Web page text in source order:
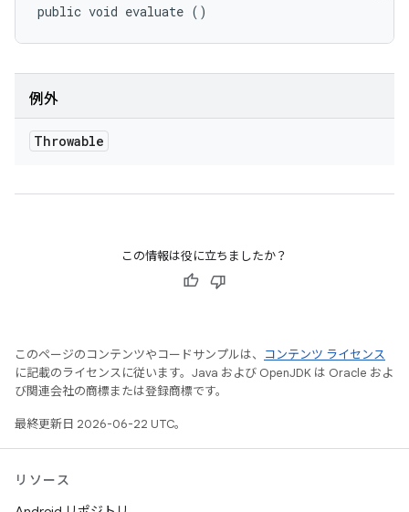
public void evaluate ()
例外
Throwable
この情報は役に立ちましたか？
このページのコンテンツやコードサンプルは、
コンテンツ ライセンス
に記載のライセンスに従います。Java および OpenJDK は Oracle およ
び関連会社の商標または登録商標です。
最終更新日 2026-06-22 UTC。
リソース